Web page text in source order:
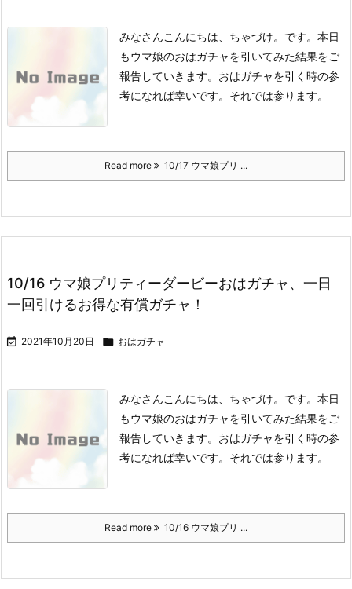
みなさんこんにちは、ちゃづけ。です。 本日
もウマ娘のおはガチャを引いてみた結果をご
報告していきます。 おはガチャを引く時の参
考になれば幸いです。 それでは参ります。
Read more 10/17 ウマ娘プリ ...
10/16 ウマ娘プリティーダービーおはガチャ、一日
一回引けるお得な有償ガチャ！
 2021年10月20日  おはガチャ
みなさんこんにちは、ちゃづけ。です。 本日
もウマ娘のおはガチャを引いてみた結果をご
報告していきます。 おはガチャを引く時の参
考になれば幸いです。 それでは参ります。
Read more 10/16 ウマ娘プリ ...